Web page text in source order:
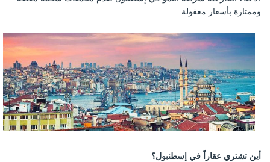
وممتازة بأسعار معقولة.
أين تشتري عقاراً في إسطنبول؟